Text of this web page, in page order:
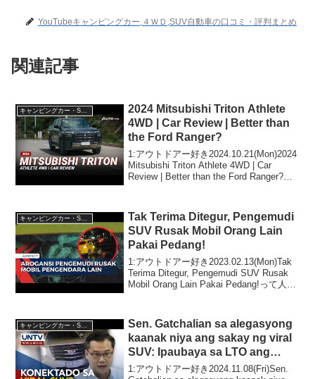
YouTubeキャンピングカー,４ＷＤ,SUV自動車の口コミ・評判まとめ
関連記事
キャンピングカー・SUV人気車種
2024 Mitsubishi Triton Athlete
4WD | Car Review | Better than
the Ford Ranger?
1:アウトドアー好き2024.10.21(Mon)2024
Mitsubishi Triton Athlete 4WD | Car
Review | Better than the Ford Ranger?っ
Tak Terima Ditegur, Pengemudi
SUV Rusak Mobil Orang Lain
Pakai Pedang!
1:アウトドアー好き2023.02.13(Mon)Tak
Terima Ditegur, Pengemudi SUV Rusak
Mobil Orang Lain Pakai Pedang!って人気
キャンピングカー・SUV人気車種
Sen. Gatchalian sa alegasyong
kaanak niya ang sakay ng viral
SUV: Ipaubaya sa LTO ang
imbestigasyon
1:アウトドアー好き2024.11.08(Fri)Sen.